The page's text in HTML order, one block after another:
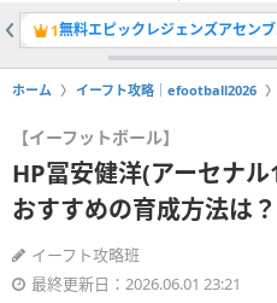
1
ホーム イーフト攻略｜efootball2026
【イーフットボール】
HP冨安健洋(アーセナル
おすすめの育成方法は
イーフト攻略班
最終更新日：2026.06.01 23:21